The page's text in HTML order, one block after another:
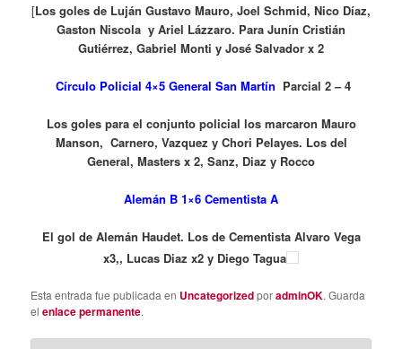
[Los goles de Luján Gustavo Mauro, Joel Schmid, Nico Díaz,
Gaston Niscola y Ariel Lázzaro. Para Junín Cristián
Gutiérrez, Gabriel Monti y José Salvador x 2
Círculo Policial 4×5 General San Martín Parcial 2 – 4
Los goles para el conjunto policial los marcaron Mauro
Manson, Carnero, Vazquez y Chori Pelayes. Los del
General, Masters x 2, Sanz, Diaz y Rocco
Alemán B 1×6 Cementista A
El gol de Alemán Haudet. Los de Cementista Alvaro Vega
x3,, Lucas Diaz x2 y Diego Tagua
Esta entrada fue publicada en UncategorizedporadminOK. Guarda
elenlace permanente.